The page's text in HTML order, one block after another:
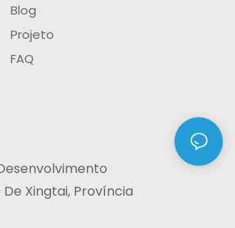
Blog
Projeto
FAQ
Xingtai, Província